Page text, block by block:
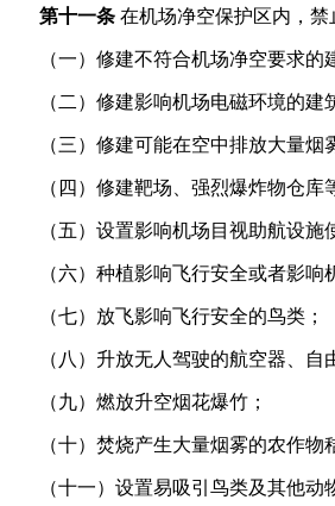
第十一条 在机场净空保护区内，禁
（一）修建不符合机场净空要求的
（二）修建影响机场电磁环境的建
（三）修建可能在空中排放大量
（四）修建靶场、强烈爆炸物仓
（五）设置影响机场目视助航设
（六）种植影响飞行安全或者影响
（七）放飞影响飞行安全的鸟类；
（八）升放无人驾驶的航空器、
（九）燃放升空烟花爆竹；
（十）焚烧产生大量烟雾的农作
（十一）设置易吸引鸟类及其他